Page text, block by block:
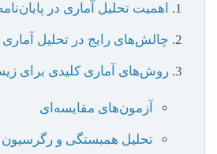
اهمیت تحلیل آماری در
چالش‌های رایج در تحلیل
روش‌های آماری کلیدی برای
آزمون‌های مقایسه‌ای
تحلیل همبستگی و رگرسیون